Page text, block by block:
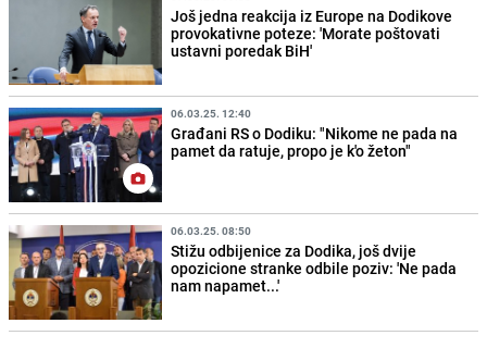
Još jedna reakcija iz Europe na Dodikove
provokativne poteze: 'Morate poštovati
ustavni poredak BiH'
06.03.25. 12:40
Građani RS o Dodiku: "Nikome ne pada na
pamet da ratuje, propo je k'o žeton"
06.03.25. 08:50
Stižu odbijenice za Dodika, još dvije
opozicione stranke odbile poziv: 'Ne pada
nam napamet...'